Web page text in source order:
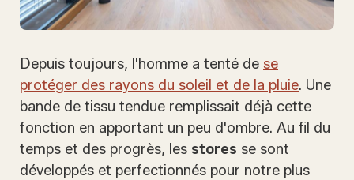
Depuis toujours, l'homme a tenté de se
protéger des rayons du soleil et de la pluie. Une
bande de tissu tendue remplissait déjà cette
fonction en apportant un peu d'ombre. Au fil du
temps et des progrès, les stores se sont
développés et perfectionnés pour notre plus